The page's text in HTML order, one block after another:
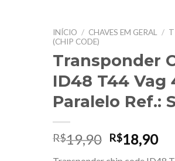
INÍCIO / CHAVES EM GERAL /
(CHIP CODE)
Transponder
ID48 T44 Vag
Paralelo Ref.:
R$19,90 O
R$18,90O